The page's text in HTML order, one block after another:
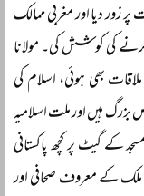
پر زور دیا اور مغربی ممالک
کی کوشش کی۔ مولانا
بھی ہوئی، اسلام کی
بزرگ ہیں اور ملت اسلامیہ
کے گیٹ پر کچھ پاکستانی
کے معروف صحافی اور